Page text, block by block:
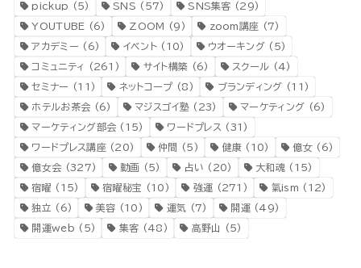
pickup (5) SNS (57) SNS集客 (29)
YOUTUBE (6) ZOOM (9) zoom講座 (7)
アカデミー (6) イベント (10) ウオーキング (5)
コミュニティ (261) サイト構築 (6) スクール (4)
セミナー (11) ネットコープ (8) ブランディング (11)
ホテルお茶会 (6) マジスゴイ塾(23) マーケティング (6)
マーケティング部会 (15) ワードプレス (31)
ワードプレス講座(20) 仲間 (5) 健康 (10) 億女(6)
億女会 (327) 動画 (5) 占い (20) 大和魂 (15)
宿曜 (15) 宿曜秘宝 (10) 強運 (271) 氣ism (12)
独立 (6) 美容 (10) 運気 (7) 開運(49)
開運web (5) 集客 (48) 高野山 (5)